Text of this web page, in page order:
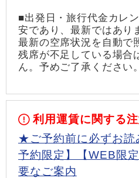
■出発日・旅行代金カレ
安であり、最新ではあり
最新の空席状況を自動で
残席が不足している場合
ん。予めご了承ください。
利用運賃に関する
★ご予約前に必ずお読
予約限定】【WEB限
要なご案内